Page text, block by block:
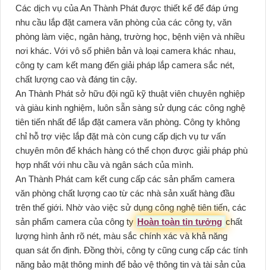
Các dịch vụ của An Thành Phát được thiết kế để đáp ứng
nhu cầu lắp đặt camera văn phòng của các công ty, văn
phòng làm việc, ngân hàng, trường học, bệnh viện và nhiều
nơi khác. Với vô số phiên bản và loại camera khác nhau,
công ty cam kết mang đến giải pháp lắp camera sắc nét,
chất lượng cao và đáng tin cậy.
An Thành Phát sở hữu đội ngũ kỹ thuật viên chuyên nghiệp
và giàu kinh nghiệm, luôn sẵn sàng sử dụng các công nghệ
tiên tiến nhất để lắp đặt camera văn phòng. Công ty không
chỉ hỗ trợ việc lắp đặt mà còn cung cấp dịch vụ tư vấn
chuyên môn để khách hàng có thể chọn được giải pháp phù
hợp nhất với nhu cầu và ngân sách của mình.
An Thành Phát cam kết cung cấp các sản phẩm camera
văn phòng chất lượng cao từ các nhà sản xuất hàng đầu
trên thế giới. Nhờ vào việc sử dụng công nghệ tiên tiến, các
sản phẩm camera của công ty Hoàn toàn tin tưởng chất
lượng hình ảnh rõ nét, màu sắc chính xác và khả năng
quan sát ổn định. Đồng thời, công ty cũng cung cấp các tính
năng bảo mật thông minh để bảo vệ thông tin và tài sản của